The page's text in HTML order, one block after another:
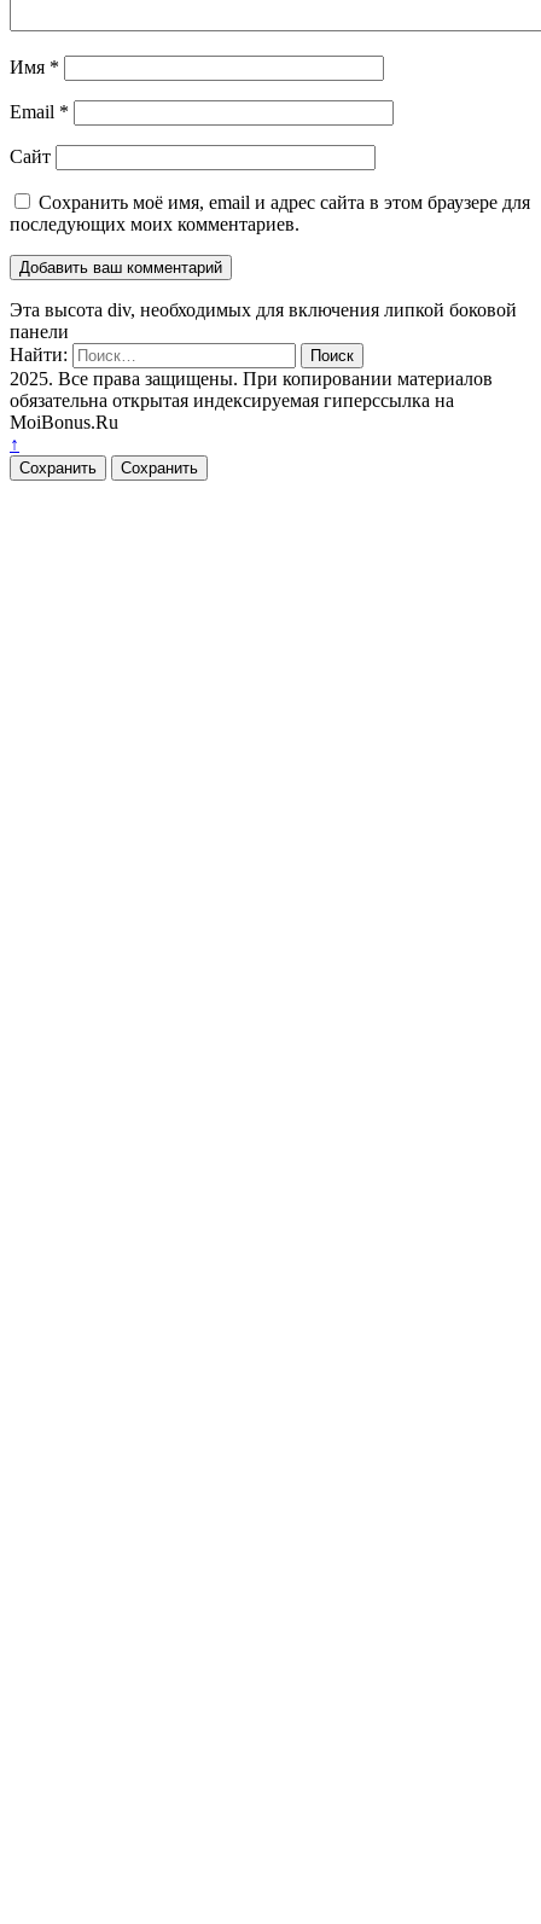
Имя *
Email *
Сайт
Сохранить моё имя, email и адрес сайта в этом браузере для
последующих моих комментариев.
Эта высота div, необходимых для включения липкой боковой
панели
Найти:
2025. Все права защищены. При копировании материалов
обязательна открытая индексируемая гиперссылка на
MoiBonus.Ru
↑